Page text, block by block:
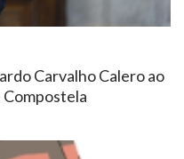
Carvalho Calero ao
Compostela